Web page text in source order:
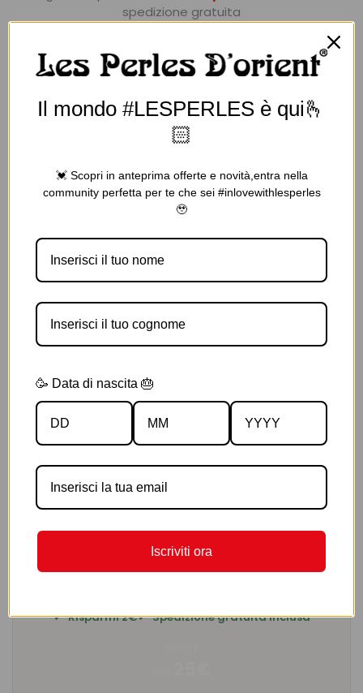
spedizione gratuita
Barouge 150 ML EDP Spray
€9.00
RIEPILOGO OFFERTA
Risparmi 2€
Spedizione gratuita inclusa
Il mondo #LESPERLES è qui🫰
🏻
💓 Scopri in anteprima offerte e novità,entra nella
community perfetta per te che sei #inlovewithlesperles
🥹
🥳 Data di nascita 🎂
Iscriviti ora